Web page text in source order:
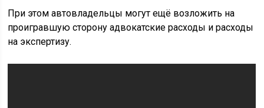
При этом автовладельцы могут ещё возложить на
проигравшую сторону адвокатские расходы и расходы
на экспертизу.